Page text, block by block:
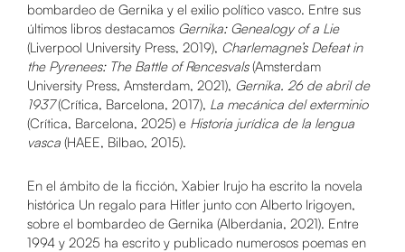
bombardeo de Gernika y el exilio político vasco. Entre sus
últimos libros destacamos Gernika: Genealogy of a Lie
(Liverpool University Press, 2019), Charlemagne’s Defeat in
the Pyrenees: The Battle of Rencesvals(Amsterdam
University Press, Amsterdam, 2021), Gernika. 26 de abril de
1937(Crítica, Barcelona, 2017), La mecánica del exterminio
(Crítica, Barcelona, 2025) e Historia jurídica de la lengua
vasca (HAEE, Bilbao, 2015).
En el ámbito de la ficción, Xabier Irujo ha escrito la novela
histórica Un regalo para Hitler junto con Alberto Irigoyen,
sobre el bombardeo de Gernika (Alberdania, 2021). Entre
1994 y 2025 ha escrito y publicado numerosos poemas en